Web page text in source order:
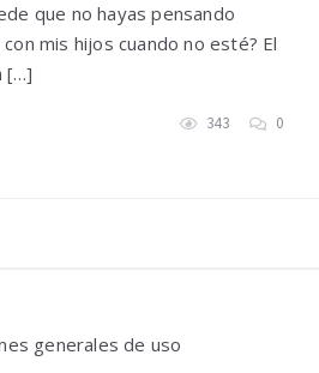
que no hayas pensando
mis hijos cuando no esté? El
[…]
343 0
generales de uso